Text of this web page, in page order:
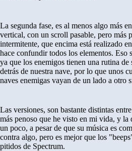
La segunda fase, es al menos algo más
vertical, con un scroll pasable, pero más
intermitente, que encima está realizado
hace confundir todos los elementos. Eso
ya que los enemigos tienen una rutina de
detrás de nuestra nave, por lo que unos
naves enemigas vayan de un lado a otro
Las versiones, son bastante distintas
más penoso que he visto en mi vida, y la
un poco, a pesar de que su música es
contra algo, pero es mejor que los
pitidos de Spectrum.